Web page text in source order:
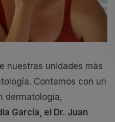
nuestras unidades más
Contamos con un
dermatología,
García, el Dr. Juan